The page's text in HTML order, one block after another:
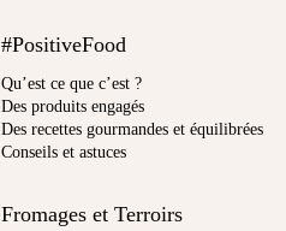
#PositiveFood
Qu’est ce que c’est ?
Des produits engagés
Des recettes gourmandes et équilibrées
Conseils et astuces
Fromages et Terroirs